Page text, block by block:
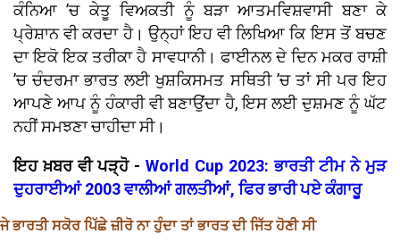
ਕੰਨਿਆ ’ਚ ਕੇਤੂ ਵਿਅਕਤੀ ਨੂੰ ਬੜਾ ਆਤਮਵਿਸ਼ਵਾਸੀ ਬਣਾ ਕੇ
ਪ੍ਰੇਸ਼ਾਨ ਵੀ ਕਰਦਾ ਹੈ। ਉਨ੍ਹਾਂ ਇਹ ਵੀ ਲਿਖਿਆ ਕਿ ਇਸ ਤੋਂ ਬਚਣ
ਦਾ ਇਕੋ ਇਕ ਤਰੀਕਾ ਹੈ ਸਾਵਧਾਨੀ। ਫਾਈਨਲ ਦੇ ਦਿਨ ਮਕਰ ਰਾਸ਼ੀ
’ਚ ਚੰਦਰਮਾ ਭਾਰਤ ਲਈ ਖੁਸ਼ਕਿਸਮਤ ਸਥਿਤੀ ’ਚ ਤਾਂ ਸੀ ਪਰ ਇਹ
ਆਪਣੇ ਆਪ ਨੂੰ ਹੰਕਾਰੀ ਵੀ ਬਣਾਉਂਦਾ ਹੈ, ਇਸ ਲਈ ਦੁਸ਼ਮਣ ਨੂੰ ਘੱਟ
ਨਹੀਂ ਸਮਝਣਾ ਚਾਹੀਦਾ ਸੀ।
ਇਹ ਖ਼ਬਰ ਵੀ ਪੜ੍ਹੋ - World Cup 2023: ਭਾਰਤੀ ਟੀਮ ਨੇ ਮੁੜ
ਦੁਹਰਾਈਆਂ 2003 ਵਾਲੀਆਂ ਗਲਤੀਆਂ, ਫਿਰ ਭਾਰੀ ਪਏ ਕੰਗਾਰੂ
ਜੇ ਭਾਰਤੀ ਸਕੋਰ ਪਿੱਛੇ ਜ਼ੀਰੋ ਨਾ ਹੁੰਦਾ ਤਾਂ ਭਾਰਤ ਦੀ ਜਿੱਤ ਹੋਣੀ ਸੀ